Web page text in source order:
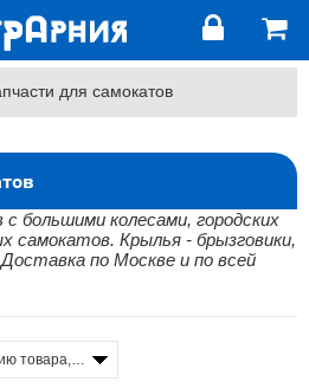
для самокатов
большими колесами, городских
самокатов. Крылья - брызговики,
по Москве и по всей
По названию товара, от А до Я